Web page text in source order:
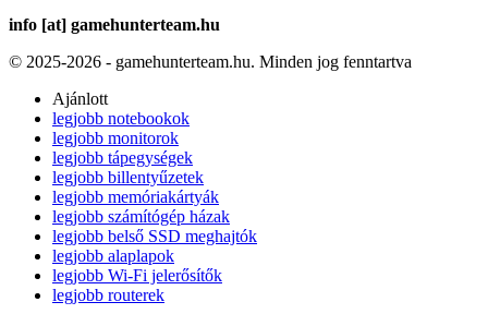
info [at] gamehunterteam.hu
© 2025-2026 - gamehunterteam.hu. Minden jog fenntartva
Ajánlott
legjobb notebookok
legjobb monitorok
legjobb tápegységek
legjobb billentyűzetek
legjobb memóriakártyák
legjobb számítógép házak
legjobb belső SSD meghajtók
legjobb alaplapok
legjobb Wi-Fi jelerősítők
legjobb routerek